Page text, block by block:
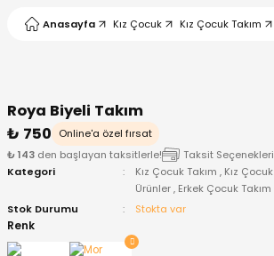
Anasayfa Kız Çocuk Kız Çocuk Takım
Roya Biyeli Takım
₺ 750
Online'a özel fırsat
₺ 143 den başlayan taksitlerle!
Taksit Seçenekleri
Kategori
Kız Çocuk Takım , Kız Çocuk
Ürünler , Erkek Çocuk Takım
Stok Durumu
Stokta var
Renk
Body
Body
ve Patik
Çıkışı ve Zıbın Seti